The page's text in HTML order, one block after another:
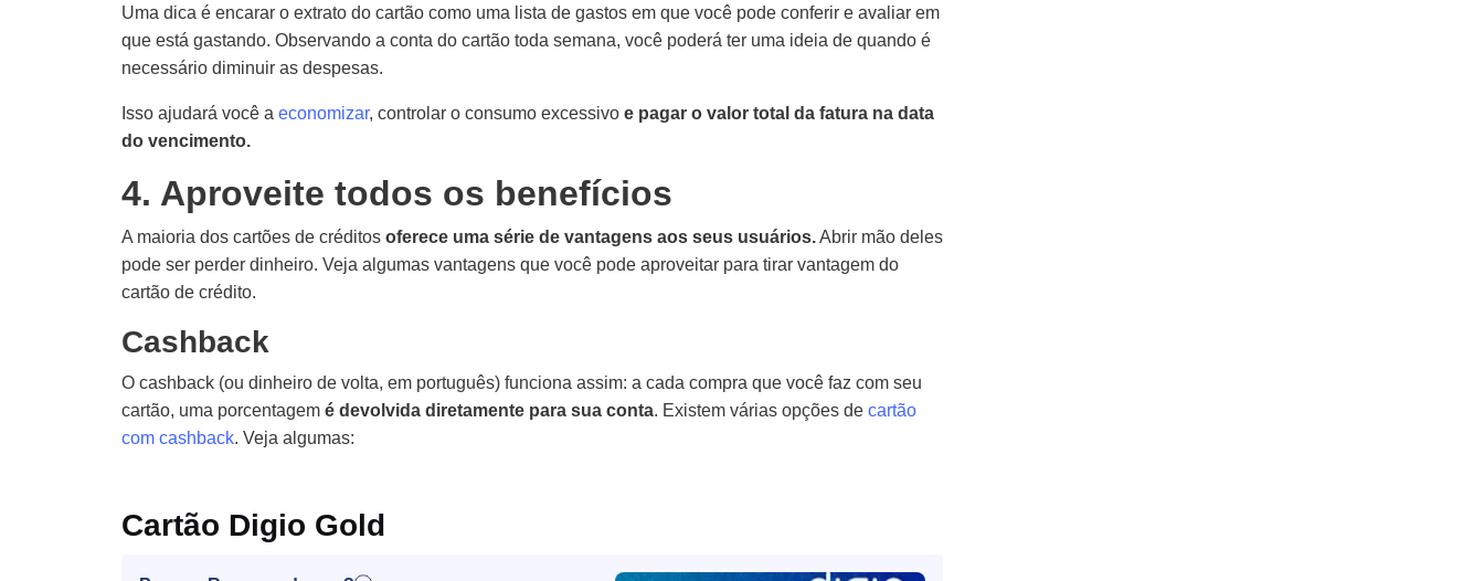
Uma dica é encarar o extrato do cartão como uma lista de gastos em que você pode conferir e avaliar em
que está gastando. Observando a conta do cartão toda semana, você poderá ter uma ideia de quando é
necessário diminuir as despesas.
Isso ajudará você a economizar, controlar o consumo excessivo e pagar o valor total da fatura na data
do vencimento.
4. Aproveite todos os benefícios
A maioria dos cartões de créditos oferece uma série de vantagens aos seus usuários.Abrir mão deles
pode ser perder dinheiro. Veja algumas vantagens que você pode aproveitar para tirar vantagem do
cartão de crédito.
Cashback
O cashback (ou dinheiro de volta, em português) funciona assim: a cada compra que você faz com seu
cartão, uma porcentagem é devolvida diretamente para sua conta. Existem várias opções de cartão
com cashback. Veja algumas:
Cartão Digio Gold